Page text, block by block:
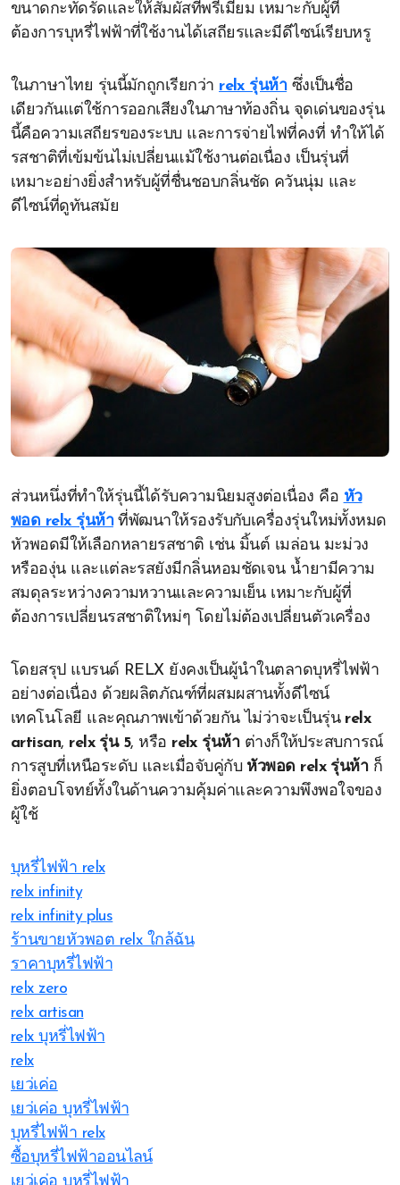
ขนาดกะทัดรัดและให้สัมผัสที่พรีเมียม เหมาะกับผู้ที่
ต้องการบุหรี่ไฟฟ้าที่ใช้งานได้เสถียรและมีดีไซน์เรียบหรู
ในภาษาไทย รุ่นนี้มักถูกเรียกว่า relx รุ่นห้าซึ่งเป็นชื่อ
เดียวกันแต่ใช้การออกเสียงในภาษาท้องถิ่น จุดเด่นของรุ่น
นี้คือความเสถียรของระบบ และการจ่ายไฟที่คงที่ ทำให้ได้
รสชาติที่เข้มข้นไม่เปลี่ยนแม้ใช้งานต่อเนื่อง เป็นรุ่นที่
เหมาะอย่างยิ่งสำหรับผู้ที่ชื่นชอบกลิ่นชัด ควันนุ่ม และ
ดีไซน์ที่ดูทันสมัย
ส่วนหนึ่งที่ทำให้รุ่นนี้ได้รับความนิยมสูงต่อเนื่อง คือ หัว
พอด relx รุ่นห้าที่พัฒนาให้รองรับกับเครื่องรุ่นใหม่ทั้งหมด
หัวพอดมีให้เลือกหลายรสชาติ เช่น มิ้นต์ เมล่อน มะม่วง
หรือองุ่น และแต่ละรสยังมีกลิ่นหอมชัดเจน น้ำยามีความ
สมดุลระหว่างความหวานและความเย็น เหมาะกับผู้ที่
ต้องการเปลี่ยนรสชาติใหม่ๆ โดยไม่ต้องเปลี่ยนตัวเครื่อง
โดยสรุป แบรนด์ RELX ยังคงเป็นผู้นำในตลาดบุหรี่ไฟฟ้า
อย่างต่อเนื่อง ด้วยผลิตภัณฑ์ที่ผสมผสานทั้งดีไซน์
เทคโนโลยี และคุณภาพเข้าด้วยกัน ไม่ว่าจะเป็นรุ่น relx
artisan, relx รุ่น 5, หรือ relx รุ่นห้าต่างก็ให้ประสบการณ์
การสูบที่เหนือระดับ และเมื่อจับคู่กับ หัวพอด relx รุ่นห้าก็
ยิ่งตอบโจทย์ทั้งในด้านความคุ้มค่าและความพึงพอใจของ
ผู้ใช้
บุหรี่ไฟฟ้า relx
relx infinity
relx infinity plus
ร้านขายหัวพอต relx ใกล้ฉัน
ราคาบุหรี่ไฟฟ้า
relx zero
relx artisan
relx บุหรี่ไฟฟ้า
relx
เยว่เค่อ
เยว่เค่อ บุหรี่ไฟฟ้า
บุหรี่ไฟฟ้า relx
ซื้อบุหรี่ไฟฟ้าออนไลน์